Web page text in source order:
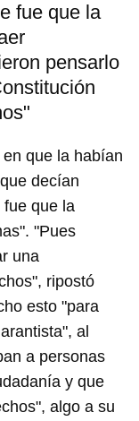
fue que la
pensarlo
que la habían
decían
fue que la
"Pues
una
ripostó
esto "para
al
a personas
y que
algo a su